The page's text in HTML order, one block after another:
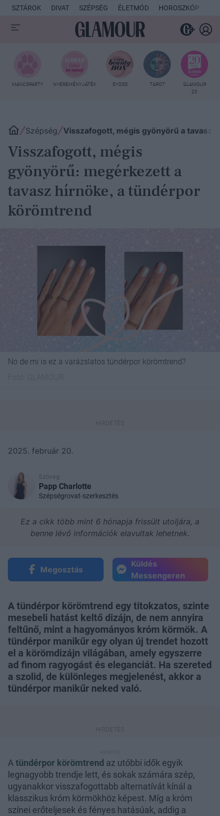
SZTÁROK DIVAT SZÉPSÉG ÉLETMÓD HOROSZKÓP
MANCSPARTY NYEREMÉNYJÁTÉK SYOSS TAROT
GLAMOUR
20
Szépség Visszafogott, mégis gyönyörű a tavasz
Visszafogott, mégis
gyönyörű: megérkezett a
tavasz hírnöke, a tündérpor
körömtrend
No de mi is ez a varázslatos tündérpor körömtrend?
2025. február 20.
Szöveg:
Papp Charlotte
Szépségrovat-szerkesztés
Ez a cikk több mint 6 hónapja frissült utoljára, a
benne lévő információk elavultak lehetnek.
Megosztás
Küldés
Messengeren
A tündérpor körömtrend egy titokzatos, szinte
mesebeli hatást keltő dizájn, de nem annyira
feltűnő, mint a hagyományos króm körmök. A
tündérpor manikűr egy olyan új trendet hozott
el a körömdizájn világában, amely egyszerre
ad finom ragyogást és eleganciát. Ha szereted
a szolid, de különleges megjelenést, akkor a
tündérpor manikűr neked való.
A tündérpor körömtrend az utóbbi idők egyik
legnagyobb trendje lett, és sokak számára szép,
ugyanakkor visszafogottabb alternatívát kínál a
klasszikus króm körmökhöz képest. Míg a króm
színei erőteljesek és fényes hatásúak, addig a